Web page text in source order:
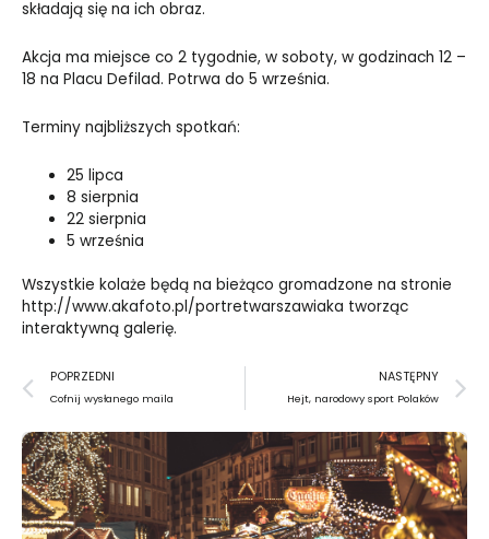
składają się na ich obraz.
Akcja ma miejsce co 2 tygodnie, w soboty, w godzinach 12 –
18 na Placu Defilad. Potrwa do 5 września.
Terminy najbliższych spotkań:
25 lipca
8 sierpnia
22 sierpnia
5 września
Wszystkie kolaże będą na bieżąco gromadzone na stronie
http://www.akafoto.pl/portretwarszawiaka tworząc
interaktywną galerię.
Prev
POPRZEDNI
Cofnij wysłanego maila
NASTĘPNY
Hejt, narodowy sport Polaków